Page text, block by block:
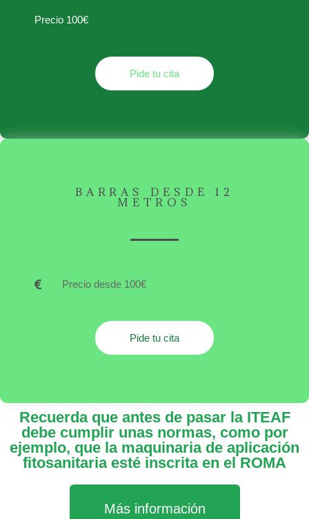
Precio 100€
Pide tu cita
BARRAS DESDE 12
METROS
Precio desde 100€
Pide tu cita
Recuerda que antes de pasar la ITEAF
debe cumplir unas normas, como por
ejemplo, que la maquinaria de aplicación
fitosanitaria esté inscrita en el ROMA
Más información